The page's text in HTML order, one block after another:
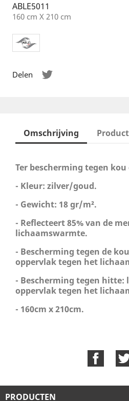
ABLE5011
160 cm X 210 cm
Delen
Omschrijving
Ter bescherming tegen
- Kleur: zilver/goud.
- Gewicht: 18 gr/m².
- Reflecteert 85% van de
lichaamswarmte.
- Bescherming tegen de
oppervlak tegen het
- Bescherming tegen hitte:
oppervlak tegen het
- 160cm x 210cm.
PRODUCTEN